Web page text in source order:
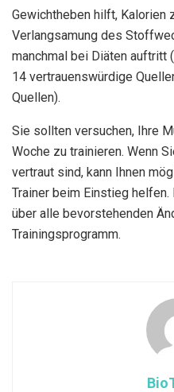
Gewichtheben hilft, Kalorien
Verlangsamung des
manchmal bei Diäten auftritt
14 vertrauenswürdige
Quellen).
Sie sollten versuchen, Ihre
Woche zu trainieren. Wenn
vertraut sind, kann Ihnen
Trainer beim Einstieg
über alle bevorstehenden
Trainingsprogramm.